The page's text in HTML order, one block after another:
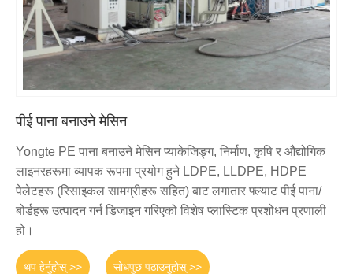
पीई पाना बनाउने मेसिन
Yongte PE पाना बनाउने मेसिन प्याकेजिङ्ग, निर्माण, कृषि र औद्योगिक
लाइनरहरूमा व्यापक रूपमा प्रयोग हुने LDPE, LLDPE, HDPE
पेलेटहरू (रिसाइकल सामग्रीहरू सहित) बाट लगातार फ्ल्याट पीई पाना/
बोर्डहरू उत्पादन गर्न डिजाइन गरिएको विशेष प्लास्टिक प्रशोधन प्रणाली
हो।
थप हेर्नुहोस् >> सोधपुछ पठाउनुहोस् >>